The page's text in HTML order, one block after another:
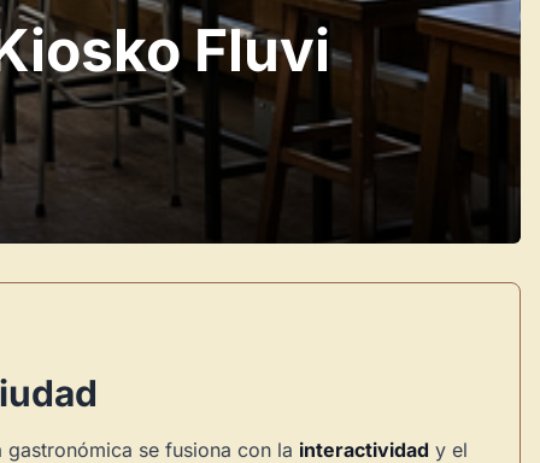
Fluvi
se fusiona con la interactividad y el